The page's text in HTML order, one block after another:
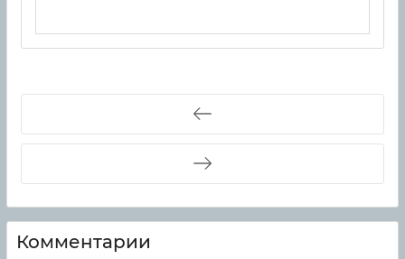
Комментарии